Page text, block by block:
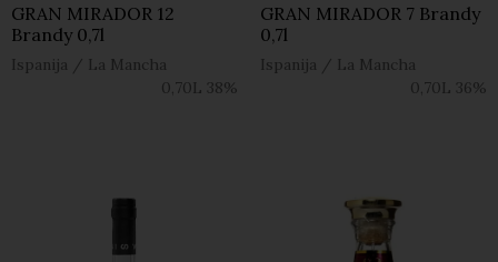
GRAN MIRADOR 12
Brandy 0,7l
Ispanija / La Mancha
0,70L 38%
GRAN MIRADOR 7 Brandy
0,7l
Ispanija / La Mancha
0,70L 36%